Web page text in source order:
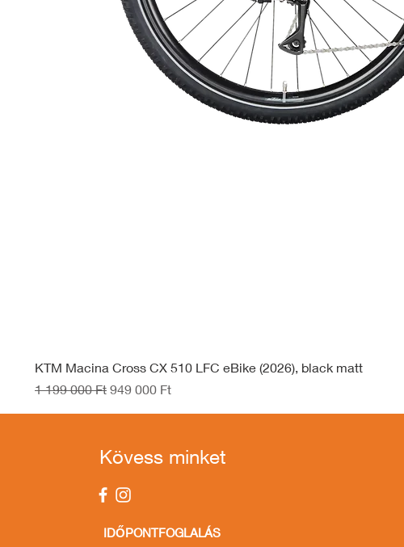
KTM Macina Cross CX 510 LFC eBike (2026), black matt
Szokásos ár
1 199 000 Ft Akciós ár
949 000 Ft
Kövess minket
IDŐPONTFOGLALÁS